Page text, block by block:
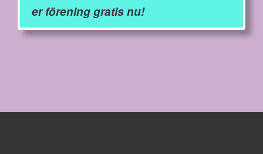
er förening gratis nu!